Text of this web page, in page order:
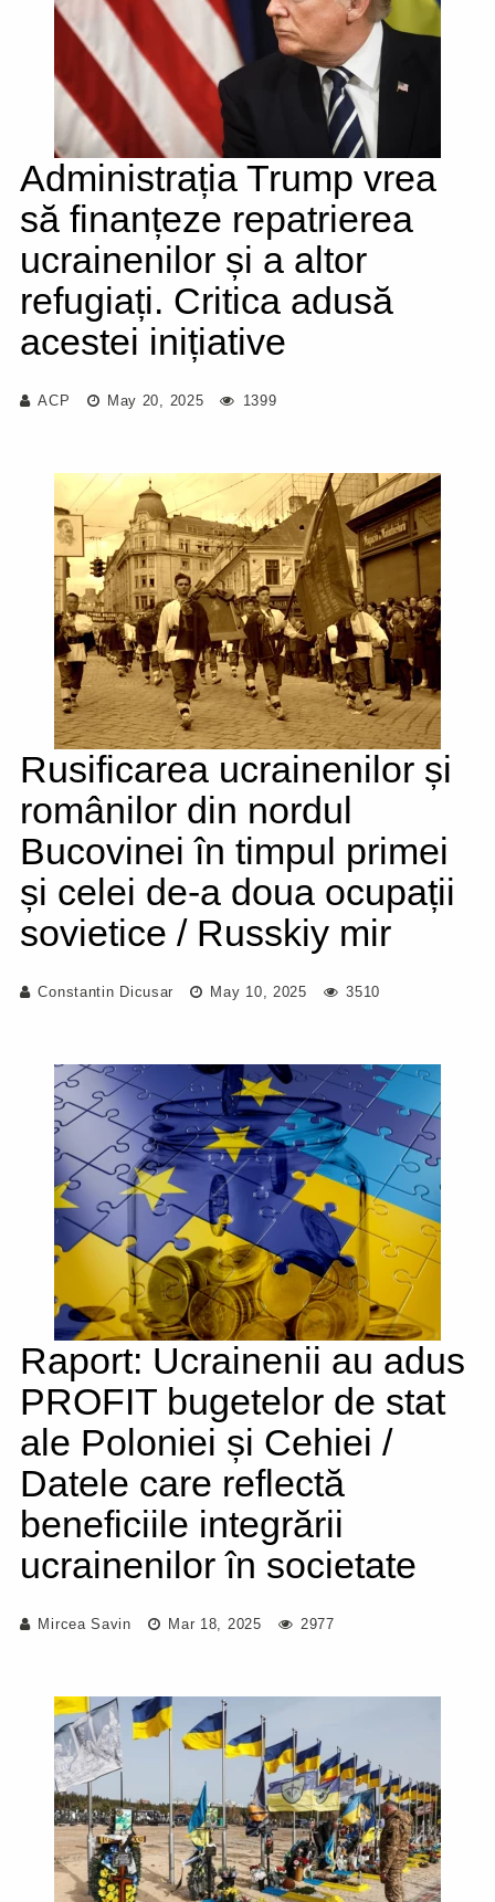
Administrația Trump vrea
să finanțeze repatrierea
ucrainenilor și a altor
refugiați. Critica adusă
acestei inițiative
ACP May 20, 2025 1399
Rusificarea ucrainenilor și
românilor din nordul
Bucovinei în timpul primei
și celei de-a doua ocupații
sovietice / Russkiy mir
Constantin Dicusar May 10, 2025 3510
Raport: Ucrainenii au adus
PROFIT bugetelor de stat
ale Poloniei și Cehiei /
Datele care reflectă
beneficiile integrării
ucrainenilor în societate
Mircea Savin Mar 18, 2025 2977